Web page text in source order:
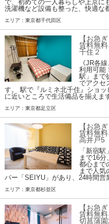
で、初めての一人暮らしや上京に
洗濯機など設備も整った、快適な
エリア：東京都千代田区
【お急
賃料無
千住２
《JR各
利用可能
駅」まで
でアクセ
す。 駅で『ルミネ北千住』ショ
に近いところで生活備品を揃えま
エリア：東京都足立区
【お急
賃料無
高井戸5
「新宿
まで16
都心まで
まで人気
パー「SEIYU」があり、24時間営
エリア：東京都杉並区
【お急
賃料無
切菖蒲園